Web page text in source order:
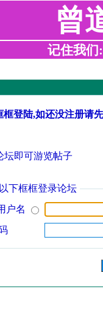
曾
记住我们
登陆,如还没注册请
坛即可游览帖子
下框框登录论坛
户名